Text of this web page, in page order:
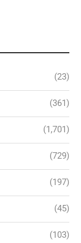
(23)
(361)
(1,701)
(729)
(197)
(45)
(103)